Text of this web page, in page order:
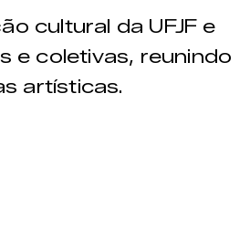
cultural da UFJF e
e coletivas, reunindo
artísticas.